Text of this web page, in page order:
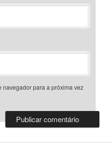
navegador para a próxima vez